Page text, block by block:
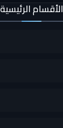
الأقسام الرئيسية